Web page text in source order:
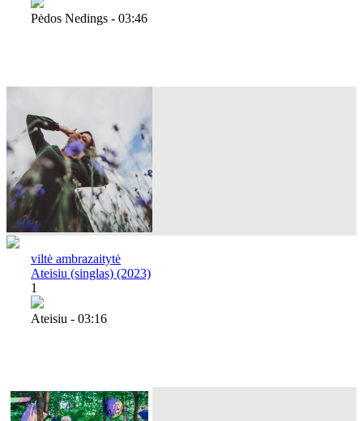
Pėdos Nedings - 03:46
viltė ambrazaitytė
Ateisiu (singlas) (2023)
1
Ateisiu - 03:16